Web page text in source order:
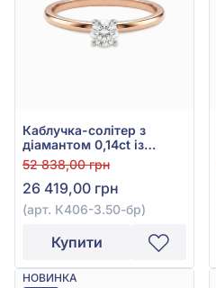
Каблучка-солітер з
діамантом 0,14ct із
червоного золота 585°,
арт. К406-3.50-бр
52 838,00 грн
26 419,00 грн
(арт. К406-3.50-бр)
Купити
НОВИНКА